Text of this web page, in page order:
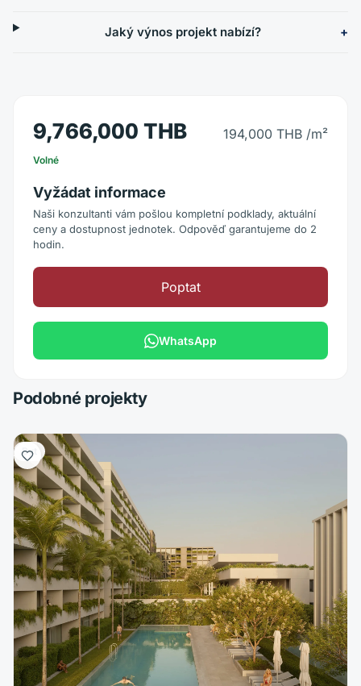
Jaký výnos projekt nabízí?
9,766,000 THB 194,000 THB /m²
Volné
Vyžádat informace
Naši konzultanti vám pošlou kompletní podklady, aktuální
ceny a dostupnost jednotek. Odpověď garantujeme do 2
hodin.
Poptat
WhatsApp
Podobné projekty
Byt